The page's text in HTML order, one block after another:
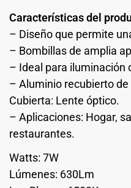
Características del
– Diseño que permite
– Bombillas de amplia
– Ideal para iluminación
– Aluminio recubierto
Cubierta: Lente óptico.
– Aplicaciones: Hogar,
restaurantes.
Watts: 7W
Lúmenes: 630Lm